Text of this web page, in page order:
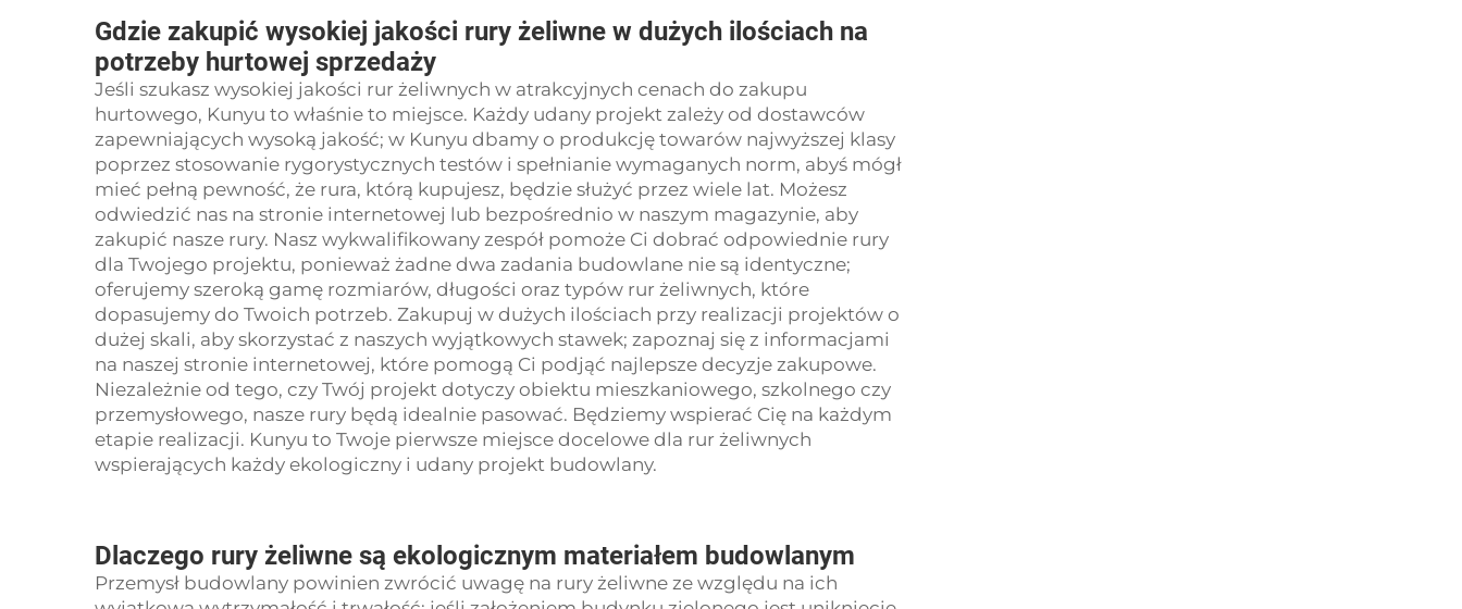
Gdzie zakupić wysokiej jakości rury żeliwne w dużych ilościach na
potrzeby hurtowej sprzedaży
Jeśli szukasz wysokiej jakości rur żeliwnych w atrakcyjnych cenach do zakupu
hurtowego, Kunyu to właśnie to miejsce. Każdy udany projekt zależy od dostawców
zapewniających wysoką jakość; w Kunyu dbamy o produkcję towarów najwyższej klasy
poprzez stosowanie rygorystycznych testów i spełnianie wymaganych norm, abyś mógł
mieć pełną pewność, że rura, którą kupujesz, będzie służyć przez wiele lat. Możesz
odwiedzić nas na stronie internetowej lub bezpośrednio w naszym magazynie, aby
zakupić nasze rury. Nasz wykwalifikowany zespół pomoże Ci dobrać odpowiednie rury
dla Twojego projektu, ponieważ żadne dwa zadania budowlane nie są identyczne;
oferujemy szeroką gamę rozmiarów, długości oraz typów rur żeliwnych, które
dopasujemy do Twoich potrzeb. Zakupuj w dużych ilościach przy realizacji projektów o
dużej skali, aby skorzystać z naszych wyjątkowych stawek; zapoznaj się z informacjami
na naszej stronie internetowej, które pomogą Ci podjąć najlepsze decyzje zakupowe.
Niezależnie od tego, czy Twój projekt dotyczy obiektu mieszkaniowego, szkolnego czy
przemysłowego, nasze rury będą idealnie pasować. Będziemy wspierać Cię na każdym
etapie realizacji. Kunyu to Twoje pierwsze miejsce docelowe dla rur żeliwnych
wspierających każdy ekologiczny i udany projekt budowlany.
Dlaczego rury żeliwne są ekologicznym materiałem budowlanym
Przemysł budowlany powinien zwrócić uwagę na rury żeliwne ze względu na ich